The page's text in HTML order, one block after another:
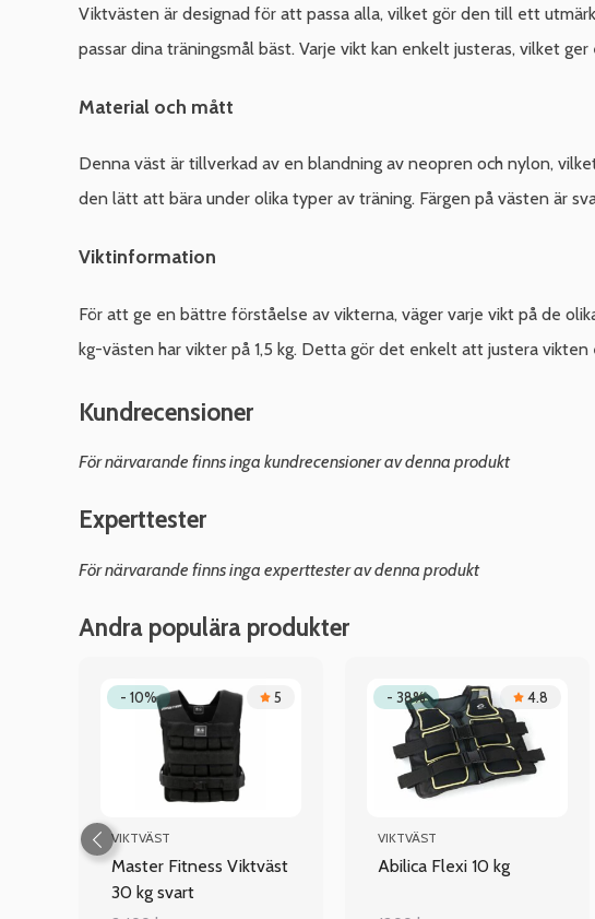
Viktvästen är designad för att passa alla, vilket gör den till ett
passar dina träningsmål bäst. Varje vikt kan enkelt justeras, vilket
Material och mått
Denna väst är tillverkad av en blandning av neopren och nylon,
den lätt att bära under olika typer av träning. Färgen på västen är
Viktinformation
För att ge en bättre förståelse av vikterna, väger varje vikt på de
kg-västen har vikter på 1,5 kg. Detta gör det enkelt att justera
Kundrecensioner
För närvarande finns inga kundrecensioner av denna produkt
Experttester
För närvarande finns inga experttester av denna produkt
Andra populära produkter
- 10% 5
VIKTVÄST
Master Fitness Viktväst
30 kg svart
- 38% 4.8
VIKTVÄST
Abilica Flexi 10 kg